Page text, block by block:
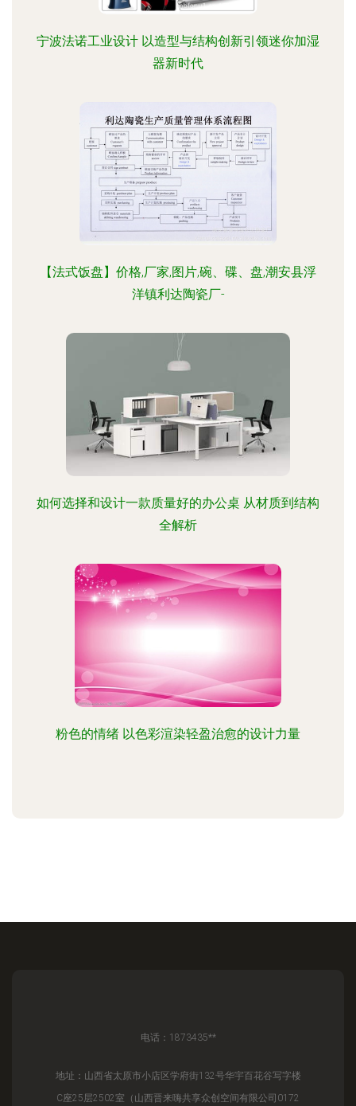
宁波法诺工业设计 以造型与结构创新引领迷你加湿
器新时代
【法式饭盘】价格,厂家,图片,碗、碟、盘,潮安县浮
洋镇利达陶瓷厂-
如何选择和设计一款质量好的办公桌 从材质到结构
全解析
粉色的情绪 以色彩渲染轻盈治愈的设计力量
电话：1873435**
地址：山西省太原市小店区学府街132号华宇百花谷写字楼
C座25层2502室（山西晋来嗨共享众创空间有限公司0172